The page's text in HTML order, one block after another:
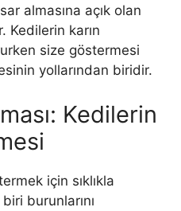
almasına açık olan
Kedilerin karın
size göstermesi
yollarından biridir.
Kedilerin
için sıklıkla
burunlarını